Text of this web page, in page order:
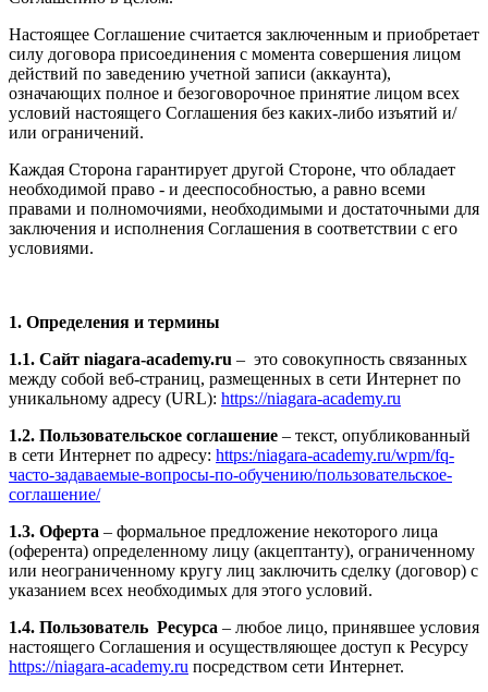
Настоящее Соглашение считается заключенным и приобретает
силу договора присоединения с момента совершения лицом
действий по заведению учетной записи (аккаунта),
означающих полное и безоговорочное принятие лицом всех
условий настоящего Соглашения без каких-либо изъятий и/
или ограничений.
Каждая Сторона гарантирует другой Стороне, что обладает
необходимой право - и дееспособностью, а равно всеми
правами и полномочиями, необходимыми и достаточными для
заключения и исполнения Соглашения в соответствии с его
условиями.
1. Определения и термины
1.1. Сайт niagara-academy.ru – это совокупность связанных
между собой веб-страниц, размещенных в сети Интернет по
уникальному адресу (URL): https://niagara-academy.ru
1.2. Пользовательское соглашение – текст, опубликованный
в сети Интернет по адресу: https:/niagara-academy.ru/wpm/fq-
часто-задаваемые-вопросы-по-обучению/пользовательское-
соглашение/
1.3. Оферта – формальное предложение некоторого лица
(оферента) определенному лицу (акцептанту), ограниченному
или неограниченному кругу лиц заключить сделку (договор) с
указанием всех необходимых для этого условий.
1.4. Пользователь Ресурса – любое лицо, принявшее условия
настоящего Соглашения и осуществляющее доступ к Ресурсу
https://niagara-academy.ru посредством сети Интернет.